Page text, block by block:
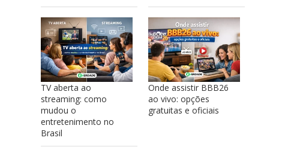
TV aberta ao
streaming: como
mudou o
entretenimento no
Brasil
Onde assistir BBB26
ao vivo: opções
gratuitas e oficiais